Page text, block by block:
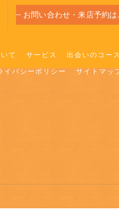
お問い合わせ・来店予約は
て サービス 出会いのコース
イバシーポリシー サイトマッ